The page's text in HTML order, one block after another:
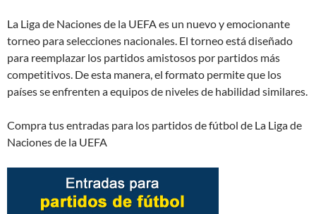
La Liga de Naciones de la UEFA es un nuevo y emocionante
torneo para selecciones nacionales. El torneo está diseñado
para reemplazar los partidos amistosos por partidos más
competitivos. De esta manera, el formato permite que los
países se enfrenten a equipos de niveles de habilidad similares.
Compra tus entradas para los partidos de fútbol de La Liga de
Naciones de la UEFA